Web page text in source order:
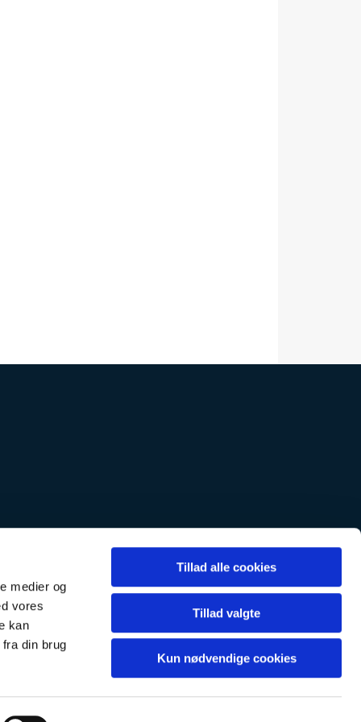
medier og
vores
kan
din brug
Tillad alle cookies
Tillad valgte
Kun nødvendige cookies